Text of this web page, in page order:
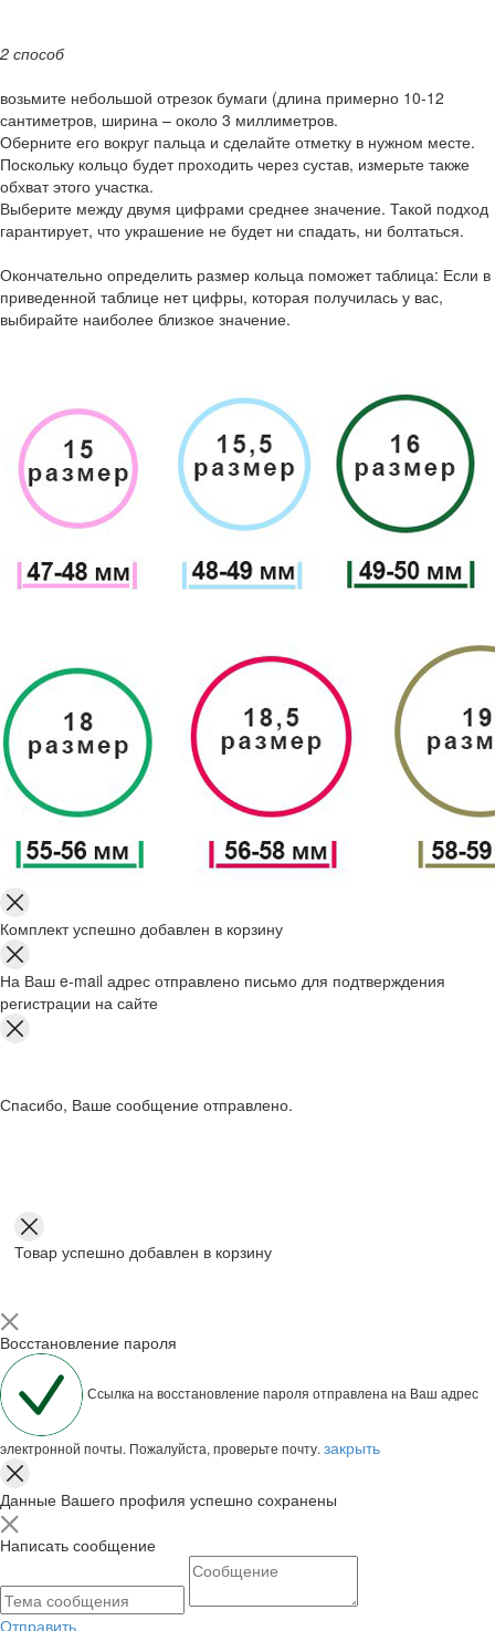
2 способ
возьмите небольшой отрезок бумаги (длина примерно 10-12
сантиметров, ширина – около 3 миллиметров.
Оберните его вокруг пальца и сделайте отметку в нужном месте.
Поскольку кольцо будет проходить через сустав, измерьте также
обхват этого участка.
Выберите между двумя цифрами среднее значение. Такой подход
гарантирует, что украшение не будет ни спадать, ни болтаться.
Окончательно определить размер кольца поможет таблица: Если в
приведенной таблице нет цифры, которая получилась у вас,
выбирайте наиболее близкое значение.
Комплект успешно добавлен в корзину
На Ваш e-mail адрес отправлено письмо для подтверждения
регистрации на сайте
Спасибо, Ваше сообщение отправлено.
Товар успешно добавлен в корзину
Восстановление пароля
Ссылка на восстановление пароля отправлена на Ваш адрес
электронной почты. Пожалуйста, проверьте почту. закрыть
Данные Вашего профиля успешно сохранены
Написать сообщение
Отправить